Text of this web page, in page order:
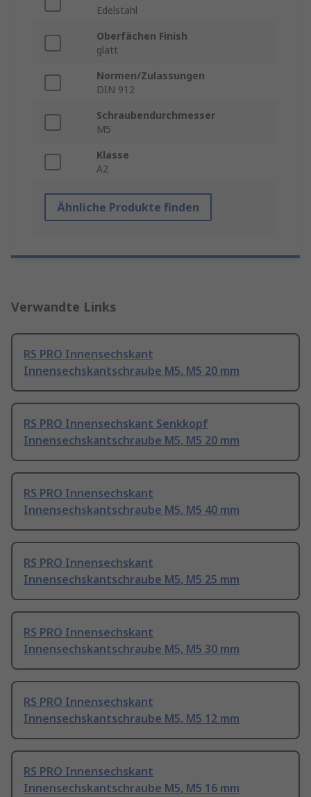
Edelstahl
Oberfächen Finish
glatt
Normen/Zulassungen
DIN 912
Schraubendurchmesser
M5
Klasse
A2
Ähnliche Produkte finden
Verwandte Links
RS PRO Innensechskant
Innensechskantschraube M5, M5 20 mm
RS PRO Innensechskant Senkkopf
Innensechskantschraube M5, M5 20 mm
RS PRO Innensechskant
Innensechskantschraube M5, M5 40 mm
RS PRO Innensechskant
Innensechskantschraube M5, M5 25 mm
RS PRO Innensechskant
Innensechskantschraube M5, M5 30 mm
RS PRO Innensechskant
Innensechskantschraube M5, M5 12 mm
RS PRO Innensechskant
Innensechskantschraube M5, M5 16 mm